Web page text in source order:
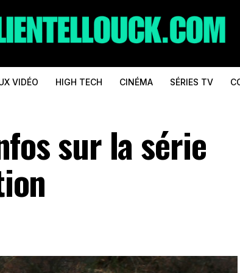
VIDÉO HIGH TECH CINÉMA SÉRIES TV
sur la série